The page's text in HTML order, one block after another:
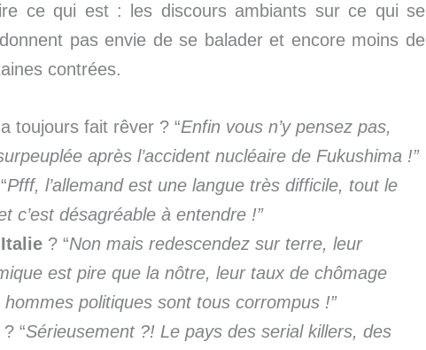
ce qui est : les discours ambiants sur ce qui se
pas envie de se balader et encore moins de
contrées.
toujours fait rêver ? “Enfin vous n’y pensez pas,
après l’accident nucléaire de Fukushima !”
Pfff, l’allemand est une langue très difficile, tout le
c’est désagréable à entendre !”
? “Non mais redescendez sur terre, leur
est pire que la nôtre, leur taux de chômage
politiques sont tous corrompus !”
? “Sérieusement ?! Le pays des serial killers, des